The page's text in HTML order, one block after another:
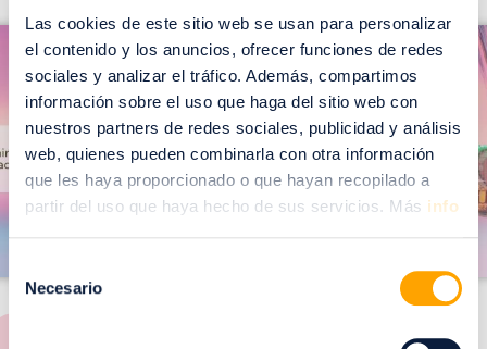
Las cookies de este sitio web se usan para personalizar
el contenido y los anuncios, ofrecer funciones de redes
sociales y analizar el tráfico. Además, compartimos
información sobre el uso que haga del sitio web con
nuestros partners de redes sociales, publicidad y análisis
web, quienes pueden combinarla con otra información
que les haya proporcionado o que hayan recopilado a
partir del uso que haya hecho de sus servicios. Más info
consentimiento
Necesario
m
a
g
e
n
g
e